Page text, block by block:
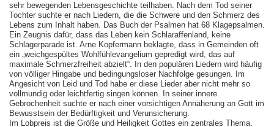
sehr bewegenden Lebensgeschichte teilhaben. Nach dem Tod seiner
Tochter suchte er nach Liedern, die die Schwere und den Schmerz des
Lebens zum Inhalt haben. Das Buch der Psalmen hat 68 Klagepsalmen.
Ein Zeugnis dafür, dass das Leben kein Schlaraffenland, keine
Schlagerparade ist. Arne Kopfermann beklagte, dass in Gemeinden oft
ein „weichgespültes Wohlfühlevangelium gepredigt wird, das auf
maximale Schmerzfreiheit abzielt“. In den populären Liedern wird häufig
von völliger Hingabe und bedingungsloser Nachfolge gesungen. Im
Angesicht von Leid und Tod habe er diese Lieder aber nicht mehr so
vollmundig oder leichtfertig singen können. In seiner innere
Gebrochenheit suchte er nach einer vorsichtigen Annäherung an Gott im
Bewusstsein der Bedürftigkeit und Verunsicherung.
Im Lobpreis ist die Größe und Heiligkeit Gottes ein zentrales Thema.